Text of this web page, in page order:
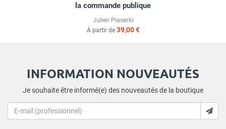
la commande publique
Julien Piasecki
À partir de 39,00 €
INFORMATION NOUVEAUTÉS
Je souhaite être informé(e) des nouveautés de la boutique